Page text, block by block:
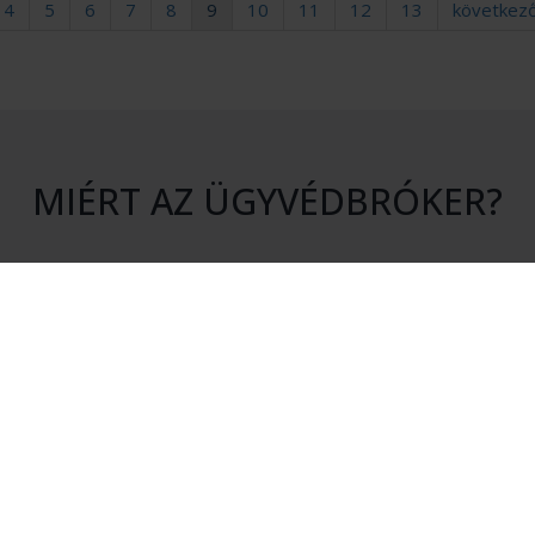
4 5 6 7 8 9 10 11 12 13
MIÉRT AZ ÜGYVÉDBRÓKER?